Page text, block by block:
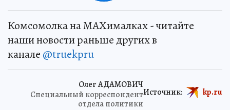
Комсомолка на MAXималках - читайте
наши новости раньше других в
канале @truekpru
Олег АДАМОВИЧ
Специальный корреспондент
отдела политики
Источник: kp.ru